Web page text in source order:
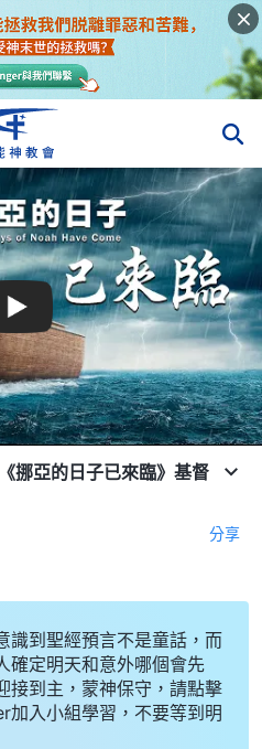
挪亞的日子已來臨》基督
分享
識到聖經預言不是童話，而
確定明天和意外哪個會先
接到主，蒙神保守，請點擊
入小組學習，不要等到明